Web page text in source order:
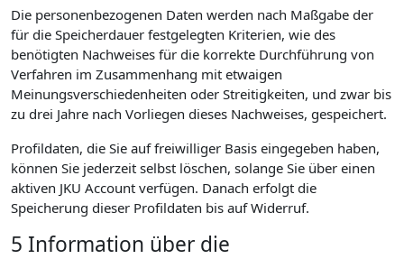
Die personenbezogenen Daten werden nach Maßgabe der
für die Speicherdauer festgelegten Kriterien, wie des
benötigten Nachweises für die korrekte Durchführung von
Verfahren im Zusammenhang mit etwaigen
Meinungsverschiedenheiten oder Streitigkeiten, und zwar bis
zu drei Jahre nach Vorliegen dieses Nachweises, gespeichert.
Profildaten, die Sie auf freiwilliger Basis eingegeben haben,
können Sie jederzeit selbst löschen, solange Sie über einen
aktiven JKU Account verfügen. Danach erfolgt die
Speicherung dieser Profildaten bis auf Widerruf.
5 Information über die